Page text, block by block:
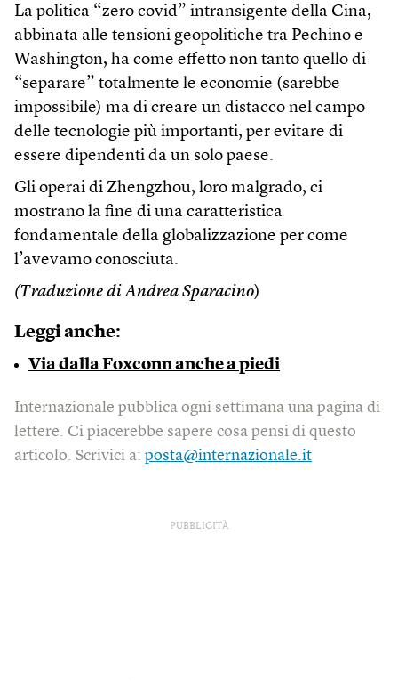
La politica “zero covid” intransigente della Cina,
abbinata alle tensioni geopolitiche tra Pechino e
Washington, ha come effetto non tanto quello di
“separare” totalmente le economie (sarebbe
impossibile) ma di creare un distacco nel campo
delle tecnologie più importanti, per evitare di
essere dipendenti da un solo paese.
Gli operai di Zhengzhou, loro malgrado, ci
mostrano la fine di una caratteristica
fondamentale della globalizzazione per come
l’avevamo conosciuta.
(Traduzione di Andrea Sparacino)
Leggi anche:
Via dalla Foxconn anche a piedi
Internazionale pubblica ogni settimana una pagina di
lettere. Ci piacerebbe sapere cosa pensi di questo
articolo. Scrivici a: posta@internazionale.it
PUBBLICITÀ